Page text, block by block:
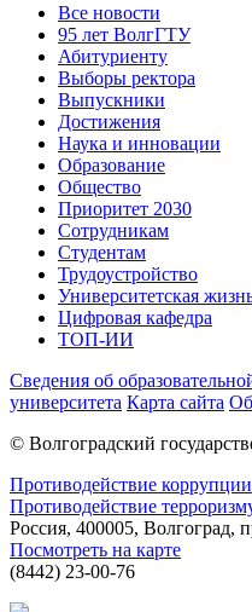
Все новости
95 лет ВолгГТУ
Абитуриенту
Выборы ректора
Выпускники
Достижения
Наука и инновации
Образование
Общество
Приоритет 2030
Сотрудникам
Студентам
Трудоустройство
Университетская
Цифровая кафедра
ТОП-ИИ
Сведения об
университета Карта сайта
© Волгоградский
Противодействие коррупции
Противодействие
Россия, 400005, Волгоград,
Посмотреть на карте
(8442) 23-00-76